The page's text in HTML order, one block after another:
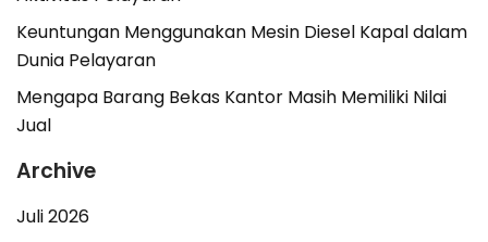
Keuntungan Menggunakan Mesin Diesel Kapal dalam
Dunia Pelayaran
Mengapa Barang Bekas Kantor Masih Memiliki Nilai
Jual
Archive
Juli 2026